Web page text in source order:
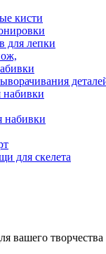
кисти
для лепки
набивки
набивки
для скелета
вашего творчества